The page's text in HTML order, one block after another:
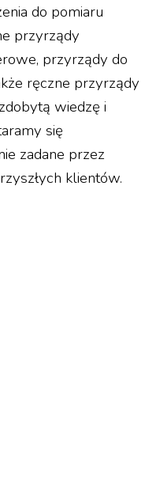
do pomiaru
przyrządy
przyrządy do
ręczne przyrządy
wiedzę i
się
zadane przez
klientów.